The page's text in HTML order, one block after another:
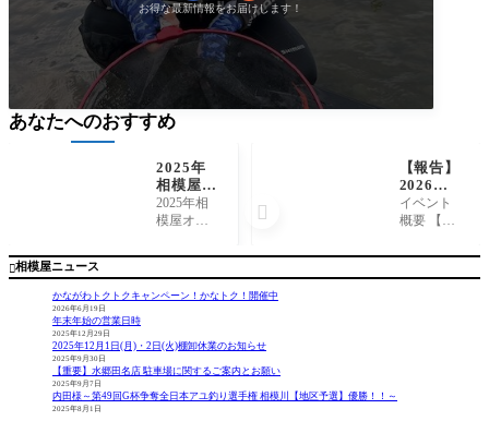
お得な最新情報をお届けします！
相模屋ニュース
かながわトクトクキャンペーン！かなトク！開催中
2026年6月19日
年末年始の営業日時
2025年12月29日
2025年12月1日(月)・2日(火)棚卸休業のお知らせ
2025年9月30日
【重要】水郷田名店 駐車場に関するご案内とお願い
2025年9月7日
内田様～第49回G杯争奪全日本アユ釣り選手権 相模川【地区予選】優勝！！～
2025年8月1日
あなたへのおすすめ
2025年
相模屋オ
リジナル
魚拓カレ
売開始！
2025年相
模屋オリ
レンダー
開始致し
00円での
ります。
現在はDai
【報告】
2026年1
月18日
（日）相
ダイ船釣
イベント
概要 【開
026年1月1
